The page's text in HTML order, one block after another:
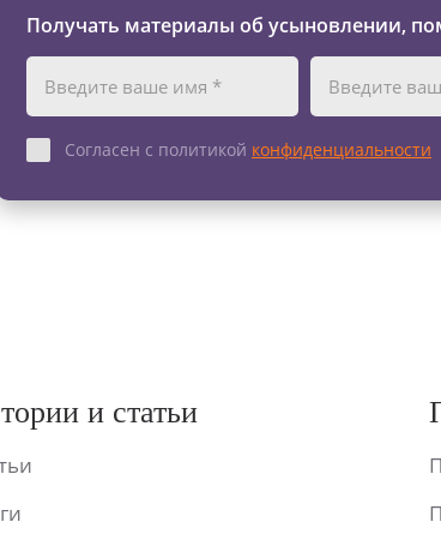
Получать материалы об усыновлении,
Согласен с политикой конфиденциальности
и статьи